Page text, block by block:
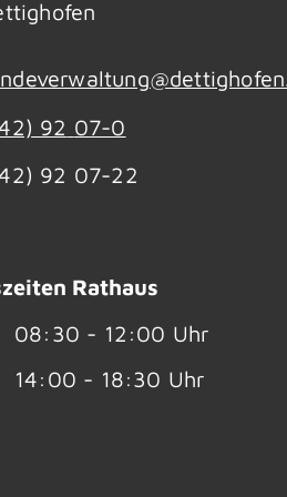
92 07-0
92 07-22
Rathaus
08:30 - 12:00 Uhr
14:00 - 18:30 Uhr